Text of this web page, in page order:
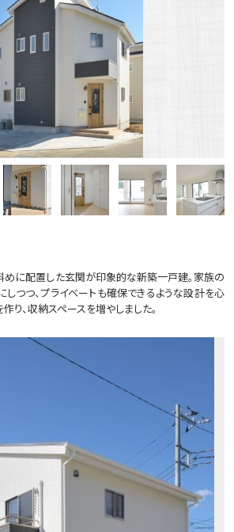
めに配置した玄関が印象的な新築一戸建。家族の
つつ、プライベートも確保できるような設計を心
り、収納スペースを増やしました。